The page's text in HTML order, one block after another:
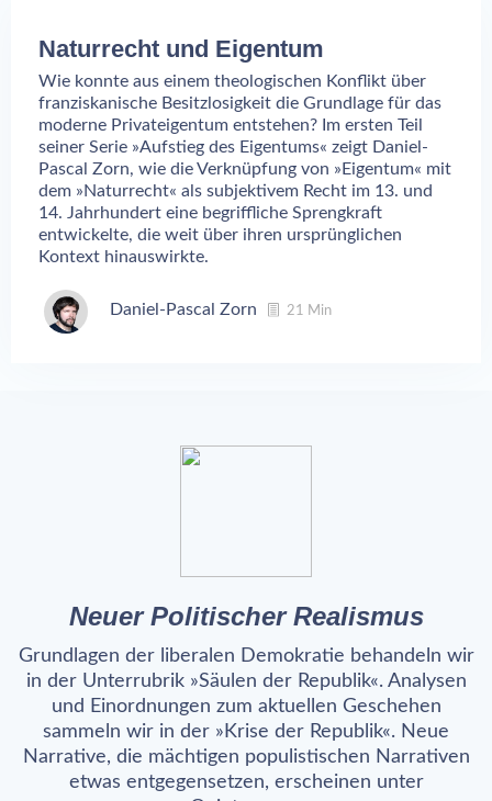
Naturrecht und Eigentum
Wie konnte aus einem theologischen Konflikt über
franziskanische Besitzlosigkeit die Grundlage für das
moderne Privateigentum entstehen? Im ersten Teil
seiner Serie »Aufstieg des Eigentums« zeigt Daniel-
Pascal Zorn, wie die Verknüpfung von »Eigentum« mit
dem »Naturrecht« als subjektivem Recht im 13. und
14. Jahrhundert eine begriffliche Sprengkraft
entwickelte, die weit über ihren ursprünglichen
Kontext hinauswirkte.
Daniel-Pascal Zorn 21 Min
Neuer Politischer Realismus
Grundlagen der liberalen Demokratie behandeln wir
in der Unterrubrik »Säulen der Republik«. Analysen
und Einordnungen zum aktuellen Geschehen
sammeln wir in der »Krise der Republik«. Neue
Narrative, die mächtigen populistischen Narrativen
etwas entgegensetzen, erscheinen unter